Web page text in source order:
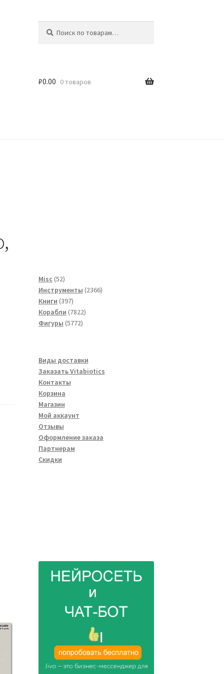
₽0.00 0 товаров
Misc 5252
товара
Инструменты 23662366
Книги 397397
товаров
Корабли 78227822
Фигуры 57725772
Виды доставки
Заказать Vitabiotics
Контакты
Корзина
Магазин
Мой аккаунт
Отзывы
Оформление заказа
Партнерам
Скидки